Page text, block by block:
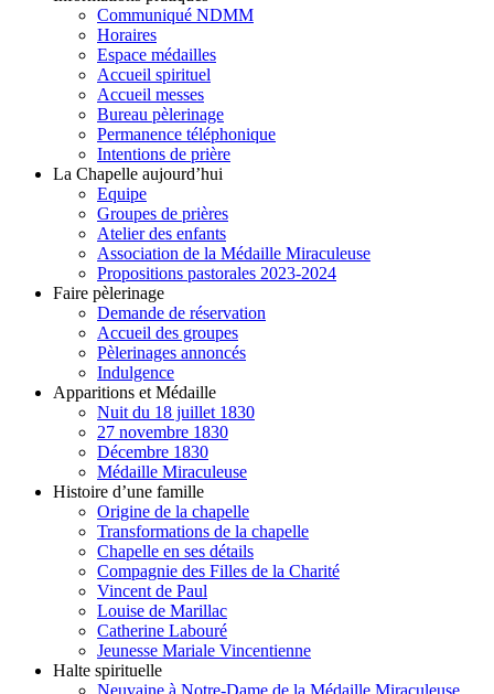
Communiqué NDMM
Horaires
Espace médailles
Accueil spirituel
Accueil messes
Bureau pèlerinage
Permanence téléphonique
Intentions de prière
La Chapelle aujourd’hui
Equipe
Groupes de prières
Atelier des enfants
Association de la Médaille Miraculeuse
Propositions pastorales 2023-2024
Faire pèlerinage
Demande de réservation
Accueil des groupes
Pèlerinages annoncés
Indulgence
Apparitions et Médaille
Nuit du 18 juillet 1830
27 novembre 1830
Décembre 1830
Médaille Miraculeuse
Histoire d’une famille
Origine de la chapelle
Transformations de la chapelle
Chapelle en ses détails
Compagnie des Filles de la Charité
Vincent de Paul
Louise de Marillac
Catherine Labouré
Jeunesse Mariale Vincentienne
Halte spirituelle
Neuvaine à Notre-Dame de la Médaille Miraculeuse